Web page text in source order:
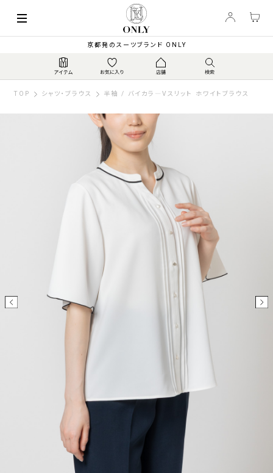
京都発のスーツブランド ONLY
TOP シャツ・ブラウス 半袖 / バイカラ―Vスリット ホワイトブラウス